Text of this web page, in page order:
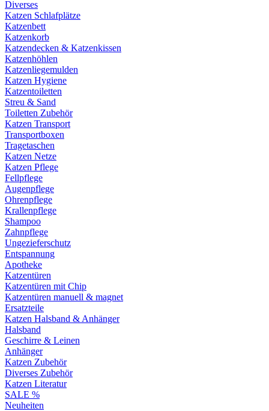
Diverses
Katzen Schlafplätze
Katzenbett
Katzenkorb
Katzendecken & Katzenkissen
Katzenhöhlen
Katzenliegemulden
Katzen Hygiene
Katzentoiletten
Streu & Sand
Toiletten Zubehör
Katzen Transport
Transportboxen
Tragetaschen
Katzen Netze
Katzen Pflege
Fellpflege
Augenpflege
Ohrenpflege
Krallenpflege
Shampoo
Zahnpflege
Ungezieferschutz
Entspannung
Apotheke
Katzentüren
Katzentüren mit Chip
Katzentüren manuell & magnet
Ersatzteile
Katzen Halsband & Anhänger
Halsband
Geschirre & Leinen
Anhänger
Katzen Zubehör
Diverses Zubehör
Katzen Literatur
SALE %
Neuheiten